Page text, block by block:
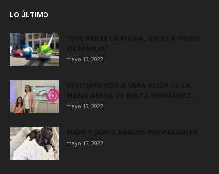
LO ÚLTIMO
mayo 17, 2022
mayo 17, 2022
mayo 17, 2022